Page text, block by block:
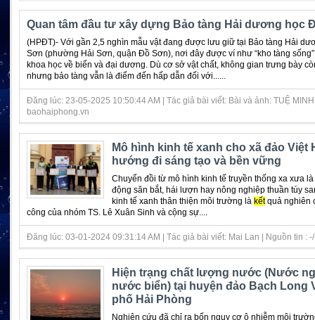
Quan tâm đầu tư xây dựng Bảo tàng Hải dương học
(HPĐT)- Với gần 2,5 nghìn mẫu vật đang được lưu giữ tại Bảo tàng Hải
Sơn (phường Hải Sơn, quận Đồ Sơn), nơi đây được ví như “kho tàng
khoa học về biển và đại dương. Dù cơ sở vật chất, không gian trưng bày
nhưng bảo tàng vẫn là điểm đến hấp dẫn đối với......
Đăng lúc: 23-05-2025 10:50:44 AM | Tác giả bài viết: Bài và ảnh: TUỆ
baohaiphong.vn
Mô hình kinh tế xanh cho xã đảo Việt
hướng đi sáng tạo và bền vững
Chuyển đồi từ mô hình kinh tế truyền thống xa xưa
động săn bắt, hái lượn hay nông nghiệp thuần túy
kinh tế xanh thân thiện môi trường là kếtquả nghiên
công của nhóm TS. Lê Xuân Sinh và cộng sự....
Đăng lúc: 03-01-2024 09:31:14 AM | Tác giả bài viết: Mai Lan | Nguồn tin :
Hiện trạng chất lượng nước (Nước
nước biển) tại huyện đảo Bạch Long
phố Hải Phòng
Nghiên cứu đã chỉ ra bốn nguy cơ ô nhiễm môi